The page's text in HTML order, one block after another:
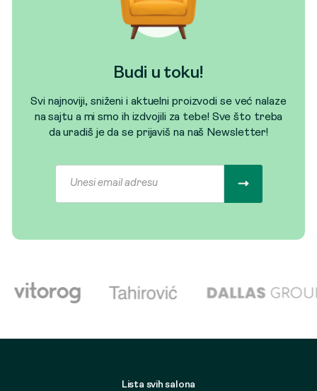
Budi u toku!
Svi najnoviji, sniženi i aktuelni proizvodi se već nalaze
na sajtu a mi smo ih izdvojili za tebe! Sve što treba
da uradiš je da se prijaviš na naš Newsletter!
Lista svih salona